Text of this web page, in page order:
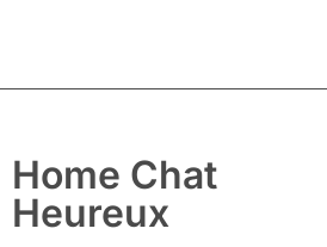
Home Chat
Heureux